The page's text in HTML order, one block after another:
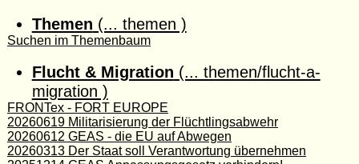
Themen (... themen )
Suchen im Themenbaum
Flucht & Migration (... themen/flucht-a-
migration )
FRONTex - FORT EUROPE
20260619 Militarisierung der Flüchtlingsabwehr
20260612 GEAS - die EU auf Abwegen
20260313 Der Staat soll Verantwortung übernehmen